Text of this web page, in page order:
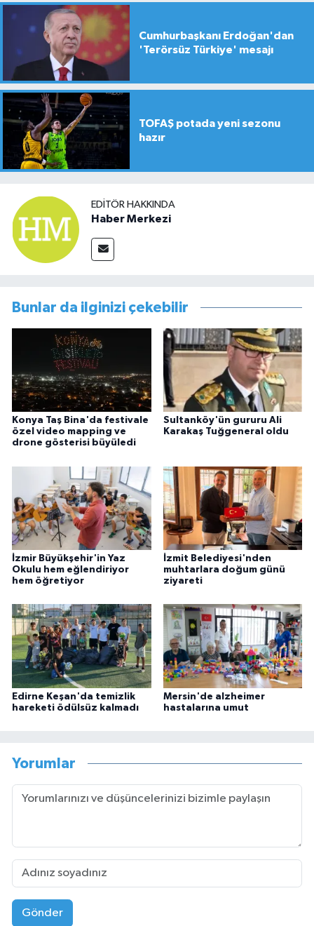
Cumhurbaşkanı Erdoğan'dan
'Terörsüz Türkiye' mesajı
TOFAŞ potada yeni sezonu
hazır
EDITÖR HAKKINDA
Haber Merkezi
Bunlar da ilginizi çekebilir
Konya Taş Bina'da festivale
özel video mapping ve
drone gösterisi büyüledi
Sultanköy'ün gururu Ali
Karakaş Tuğgeneral oldu
İzmir Büyükşehir'in Yaz
Okulu hem eğlendiriyor
hem öğretiyor
İzmit Belediyesi'nden
muhtarlara doğum günü
ziyareti
Edirne Keşan'da temizlik
hareketi ödülsüz kalmadı
Mersin'de alzheimer
hastalarına umut
Yorumlar
Gönder